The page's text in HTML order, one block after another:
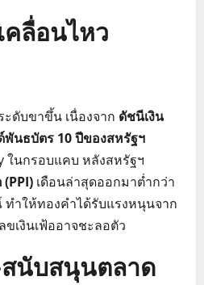
คลื่อนไหว
ดับขาขึ้น เนื่องจาก ดัชนีเงิน
พันธบัตร 10 ปีของสหรัฐฯ
ในกรอบแคบ หลังสหรัฐฯ
เดือนล่าสุดออกมาต่ำกว่า
ำให้ทองคำได้รับแรงหนุนจาก
เงินเฟ้ออาจชะลอตัว
นับสนุนตลาด